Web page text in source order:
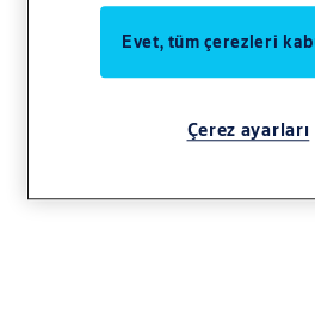
Evet, tüm çerezleri
Çerez ayarları